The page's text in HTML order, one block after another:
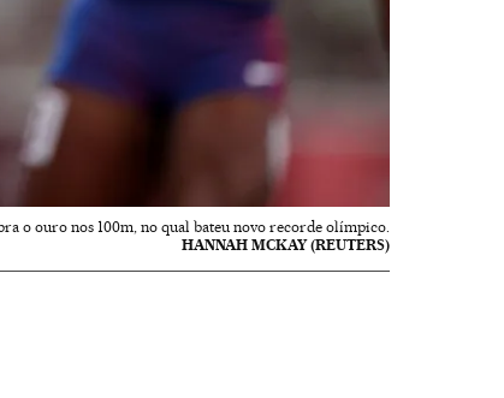
o ouro nos 100m, no qual bateu novo recorde olímpico.
HANNAH MCKAY (REUTERS)